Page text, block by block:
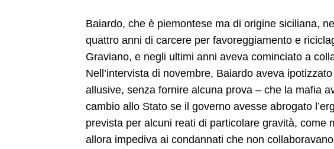
Baiardo, che è piemontese ma di origine siciliana,
quattro anni di carcere per favoreggiamento e
Graviano, e negli ultimi anni aveva cominciato a
Nell’intervista di novembre, Baiardo aveva
allusive, senza fornire alcuna prova – che la mafia
cambio allo Stato se il governo avesse abrogato
prevista per alcuni reati di particolare gravità, come
allora impediva ai condannati che non